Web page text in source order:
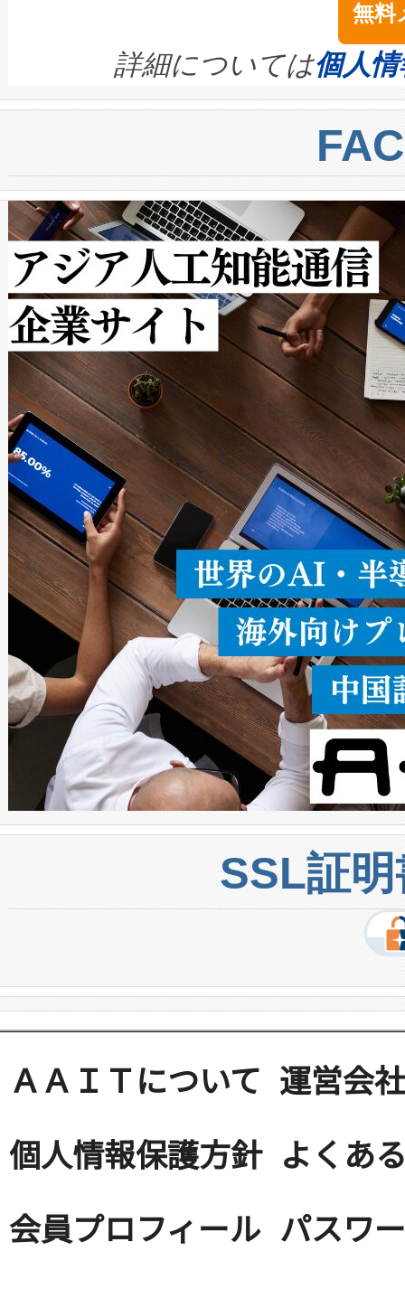
きます。この効率性は、フェ
ます。 Voltaiq provides a
quality and reliability for AI
BESS stack to ensure battery
centers. Voltaiqは、ai&のAI
からシステム統合、試運転、
クルの各段階のデータを監視
[…]
イズの小径化を実現すること
す。ノーマルモードでは、
ートル先まで検出でき、これ
トに対して約600メートルに
では、反射率10％のターゲッ
で向上し、最大検知距離は
ットだけで最大1キロメート
ルの変電所周囲を監視でき、
作業と点群処理を簡素化でき
Avia 2は、2種類のFOVオプシ
× 80°のノーマルモード、長
ードを切り替えて使用するこ
ることなく、単一のデバイス
うにします。遠距離まで届く
密度なスキャ […]
無料
詳細については個人
SSL証
ＡＡＩＴについて 運営会社
個人情報保護方針 よくあ
会員プロフィール パスワ